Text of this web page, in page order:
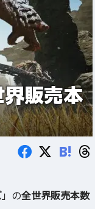
販売本
B!
」の全世界販売本数